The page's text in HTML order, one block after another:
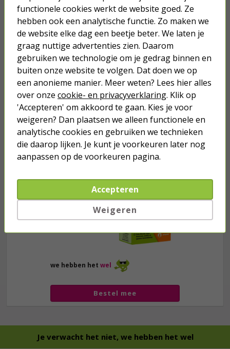
Je verwacht het niet
Turbo onkruidverdelger (Concentraat,
3x 100ml) | Ook voor je gazon!
43,50
40,
89
we hebben het wel
Bestel mee
(Maataanduiding, Schenktuit,
Handvat, Zwart)
3,95
Je verwacht het niet, we hebben het wel
functionele cookies werkt de website goed. Ze
hebben ook een analytische functie. Zo maken we
de website elke dag een beetje beter. We laten je
graag nuttige advertenties zien. Daarom
gebruiken we technologie om je gedrag binnen en
buiten onze website te volgen. Dat doen we op
een anonieme manier. Meer weten? Lees hier alles
over onze cookie- en privacyverklaring. Klik op
'Accepteren' om akkoord te gaan. Kies je voor
weigeren? Dan plaatsen we alleen functionele en
analytische cookies en gebruiken we technieken
die daarop lijken. Je kunt je voorkeuren later nog
aanpassen op de voorkeuren pagina.
Accepteren
Weigeren